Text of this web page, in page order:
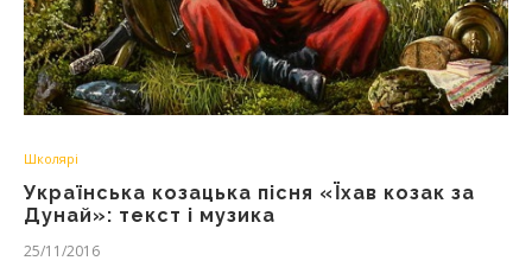
Школярі
Українська козацька пісня «Їхав козак за
Дунай»: текст і музика
25/11/2016